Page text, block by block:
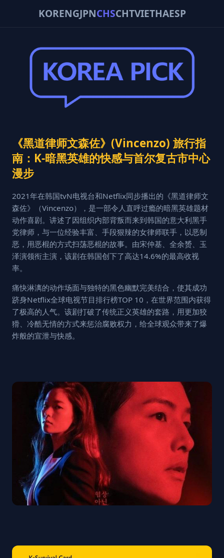
KORENGJPNCHSCHTVIETHAESP
《黑道律师文森佐》(Vincenzo) 旅行指
南：K-暗黑英雄的快感与首尔复古市中心
漫步
2021年在韩国tvN电视台和Netflix同步播出的《黑道律师文
森佐》（Vincenzo），是一部令人直呼过瘾的暗黑英雄题材
动作喜剧。讲述了因组织内部背叛而来到韩国的意大利黑手
党律师，与一位经验丰富、手段狠辣的女律师联手，以恶制
恶，用恶棍的方式扫荡恶棍的故事。由宋仲基、全余赟、玉
泽演领衔主演，该剧在韩国创下了高达14.6%的最高收视
率。
痛快淋漓的动作场面与独特的黑色幽默完美结合，使其成功
跻身Netflix全球电视节目排行榜TOP 10，在世界范围内获得
了极高的人气。该剧打破了传统正义英雄的套路，用更加狡
猾、冷酷无情的方式来惩治腐败权力，给全球观众带来了爆
炸般的宣泄与快感。